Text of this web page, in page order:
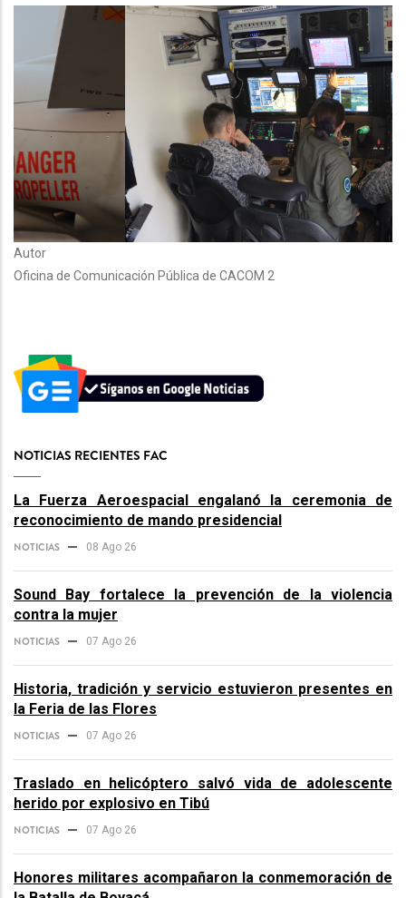
Autor
Oficina de Comunicación Pública de CACOM 2
NOTICIAS RECIENTES FAC
La Fuerza Aeroespacial engalanó la ceremonia de
reconocimiento de mando presidencial
NOTICIAS 08 Ago 26
Sound Bay fortalece la prevención de la violencia
contra la mujer
NOTICIAS 07 Ago 26
Historia, tradición y servicio estuvieron presentes en
la Feria de las Flores
NOTICIAS 07 Ago 26
Traslado en helicóptero salvó vida de adolescente
herido por explosivo en Tibú
NOTICIAS 07 Ago 26
Honores militares acompañaron la conmemoración de